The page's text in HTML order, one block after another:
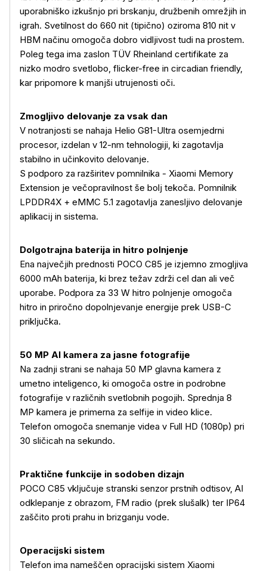
uporabniško izkušnjo pri brskanju, družbenih omrežjih in
igrah. Svetilnost do 660 nit (tipično) oziroma 810 nit v
HBM načinu omogoča dobro vidljivost tudi na prostem.
Poleg tega ima zaslon TÜV Rheinland certifikate za
nizko modro svetlobo, flicker-free in circadian friendly,
kar pripomore k manjši utrujenosti oči.
Zmogljivo delovanje za vsak dan
V notranjosti se nahaja Helio G81-Ultra osemjedrni
procesor, izdelan v 12-nm tehnologiji, ki zagotavlja
stabilno in učinkovito delovanje.
S podporo za razširitev pomnilnika - Xiaomi Memory
Extension je večopravilnost še bolj tekoča. Pomnilnik
LPDDR4X + eMMC 5.1 zagotavlja zanesljivo delovanje
aplikacij in sistema.
Dolgotrajna baterija in hitro polnjenje
Ena največjih prednosti POCO C85 je izjemno zmogljiva
6000 mAh baterija, ki brez težav zdrži cel dan ali več
uporabe. Podpora za 33 W hitro polnjenje omogoča
hitro in priročno dopolnjevanje energije prek USB-C
priključka.
50 MP AI kamera za jasne fotografije
Na zadnji strani se nahaja 50 MP glavna kamera z
umetno inteligenco, ki omogoča ostre in podrobne
fotografije v različnih svetlobnih pogojih. Sprednja 8
MP kamera je primerna za selfije in video klice.
Telefon omogoča snemanje videa v Full HD (1080p) pri
30 sličicah na sekundo.
Praktične funkcije in sodoben dizajn
POCO C85 vključuje stranski senzor prstnih odtisov, AI
odklepanje z obrazom, FM radio (prek slušalk) ter IP64
zaščito proti prahu in brizganju vode.
Operacijski sistem
Telefon ima nameščen opracijski sistem Xiaomi